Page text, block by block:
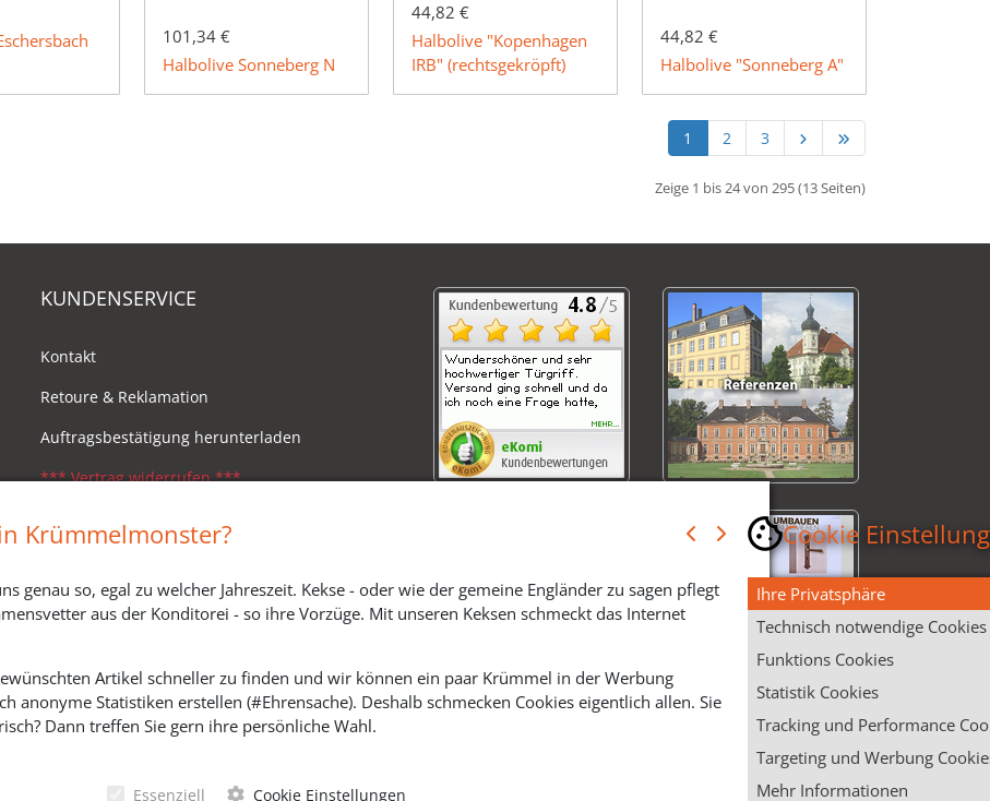
101,34 €
Halbolive Sonneberg N
44,82 €
Halbolive "Kopenhagen
IRB" (rechtsgekröpft)
44,82 €
Halbolive "Sonneberg A"
1 2 3
Zeige 1 bis 24 von 295 (13 Seiten)
KUNDENSERVICE
Kontakt
Retoure & Reklamation
Auftragsbestätigung herunterladen
*** Vertrag widerrufen ***
Versandkosten, Lieferzeiten & Zahlungsmodi
SOZIALE MEDIEN
Krümmelmonster?
genau so, egal zu welcher Jahreszeit. Kekse - oder wie der gemeine Engländer zu sagen pflegt
aus der Konditorei - so ihre Vorzüge. Mit unseren Keksen schmeckt das Internet
Artikel schneller zu finden und wir können ein paar Krümmel in der Werbung
anonyme Statistiken erstellen (#Ehrensache). Deshalb schmecken Cookies eigentlich allen. Sie
Dann treffen Sie gern ihre persönliche Wahl.
Essenziell Cookie Einstellungen
Cookie
Ihre Privatsphäre
Technisch notwendige Cookies
Funktions Cookies
Statistik Cookies
Tracking und Performance
Targeting und Werbung
Mehr Informationen